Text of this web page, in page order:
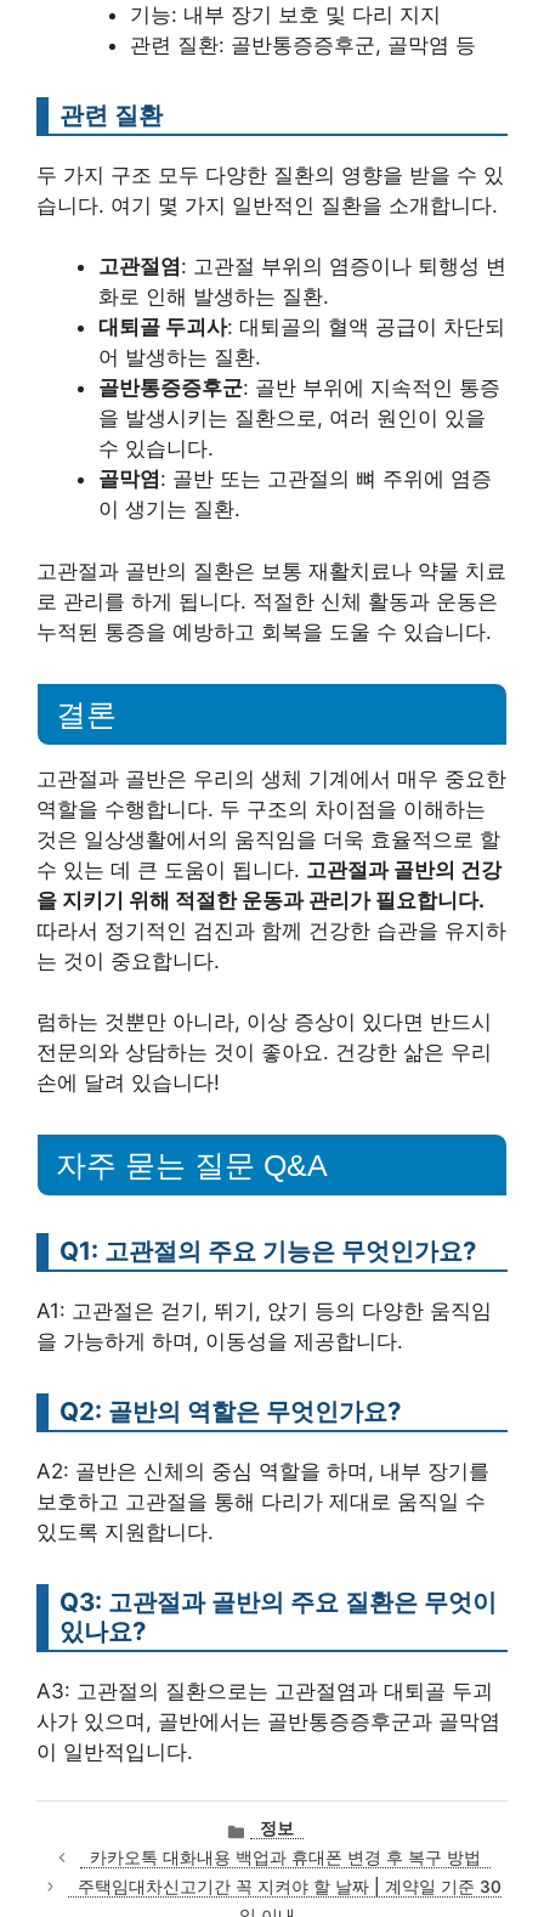
기능: 내부 장기 보호 및 다리 지지
관련 질환: 골반통증증후군, 골막염 등
관련 질환
두 가지 구조 모두 다양한 질환의 영향을 받을 수 있
습니다. 여기 몇 가지 일반적인 질환을 소개합니다.
고관절염: 고관절 부위의 염증이나 퇴행성 변
화로 인해 발생하는 질환.
대퇴골 두괴사: 대퇴골의 혈액 공급이 차단되
어 발생하는 질환.
골반통증증후군: 골반 부위에 지속적인 통증
을 발생시키는 질환으로, 여러 원인이 있을
수 있습니다.
골막염: 골반 또는 고관절의 뼈 주위에 염증
이 생기는 질환.
고관절과 골반의 질환은 보통 재활치료나 약물 치료
로 관리를 하게 됩니다. 적절한 신체 활동과 운동은
누적된 통증을 예방하고 회복을 도울 수 있습니다.
결론
고관절과 골반은 우리의 생체 기계에서 매우 중요한
역할을 수행합니다. 두 구조의 차이점을 이해하는
것은 일상생활에서의 움직임을 더욱 효율적으로 할
수 있는 데 큰 도움이 됩니다. 고관절과 골반의 건강
을 지키기 위해 적절한 운동과 관리가 필요합니다.
따라서 정기적인 검진과 함께 건강한 습관을 유지하
는 것이 중요합니다.
럼하는 것뿐만 아니라, 이상 증상이 있다면 반드시
전문의와 상담하는 것이 좋아요. 건강한 삶은 우리
손에 달려 있습니다!
자주 묻는 질문 Q&A
Q1: 고관절의 주요 기능은 무엇인가요?
A1: 고관절은 걷기, 뛰기, 앉기 등의 다양한 움직임
을 가능하게 하며, 이동성을 제공합니다.
Q2: 골반의 역할은 무엇인가요?
A2: 골반은 신체의 중심 역할을 하며, 내부 장기를
보호하고 고관절을 통해 다리가 제대로 움직일 수
있도록 지원합니다.
Q3: 고관절과 골반의 주요 질환은 무엇이
있나요?
A3: 고관절의 질환으로는 고관절염과 대퇴골 두괴
사가 있으며, 골반에서는 골반통증증후군과 골막염
이 일반적입니다.
카
테
고
리
정보
카카오톡 대화내용 백업과 휴대폰 변경 후 복구 방법
주택임대차신고기간 꼭 지켜야 할 날짜 | 계약일 기준 30